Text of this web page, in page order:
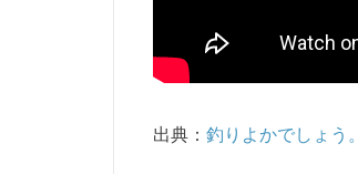
出典：釣りよかでしょう。